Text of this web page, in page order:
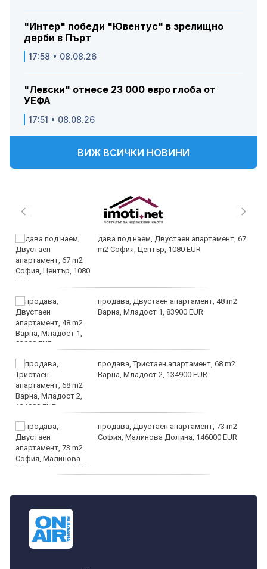
"Интер" победи "Ювентус" в зрелищно
дерби в Пърт
17:58 • 08.08.26
"Левски" отнесе 23 000 евро глоба от
УЕФА
17:51 • 08.08.26
ВИЖ ВСИЧКИ НОВИНИ
дава под наем, Двустаен апартамент, 67
m2 София, Център, 1080 EUR
продава, Двустаен апартамент, 48 m2
Варна, Младост 1, 83900 EUR
продава, Тристаен апартамент, 68 m2
Варна, Младост 2, 134900 EUR
продава, Двустаен апартамент, 73 m2
София, Малинова Долина, 146000 EUR